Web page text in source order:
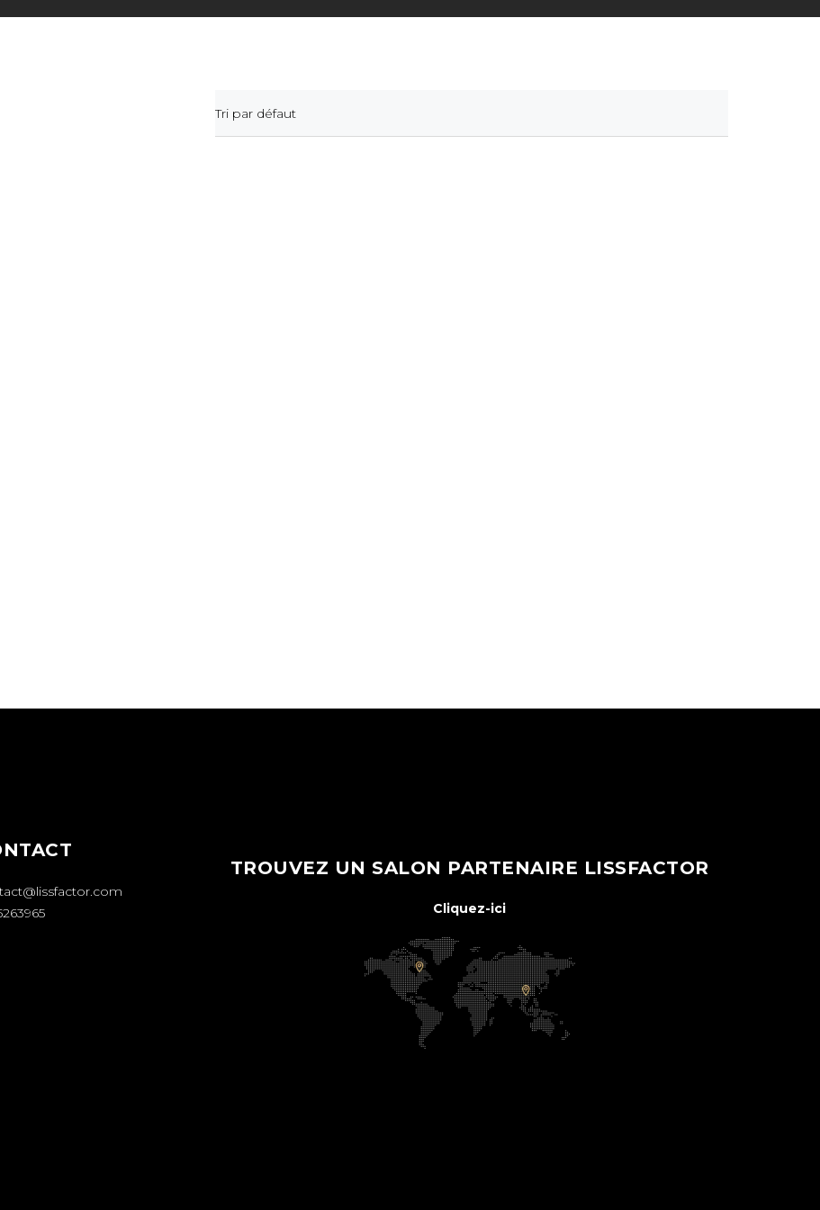
Tri par défaut
TROUVEZ UN SALON PARTENAIRE LISSFACTOR
Cliquez-ici